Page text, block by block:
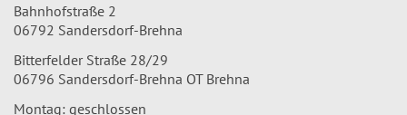
Bahnhofstraße 2
06792 Sandersdorf-Brehna
Bitterfelder Straße 28/29
06796 Sandersdorf-Brehna OT Brehna
Montag: geschlossen